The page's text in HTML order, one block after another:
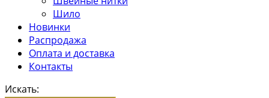
Шило
Новинки
Распродажа
Оплата и доставка
Контакты
Искать: